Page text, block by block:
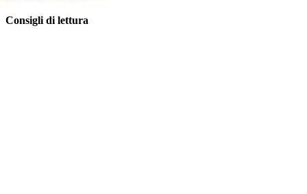
Consigli di lettura